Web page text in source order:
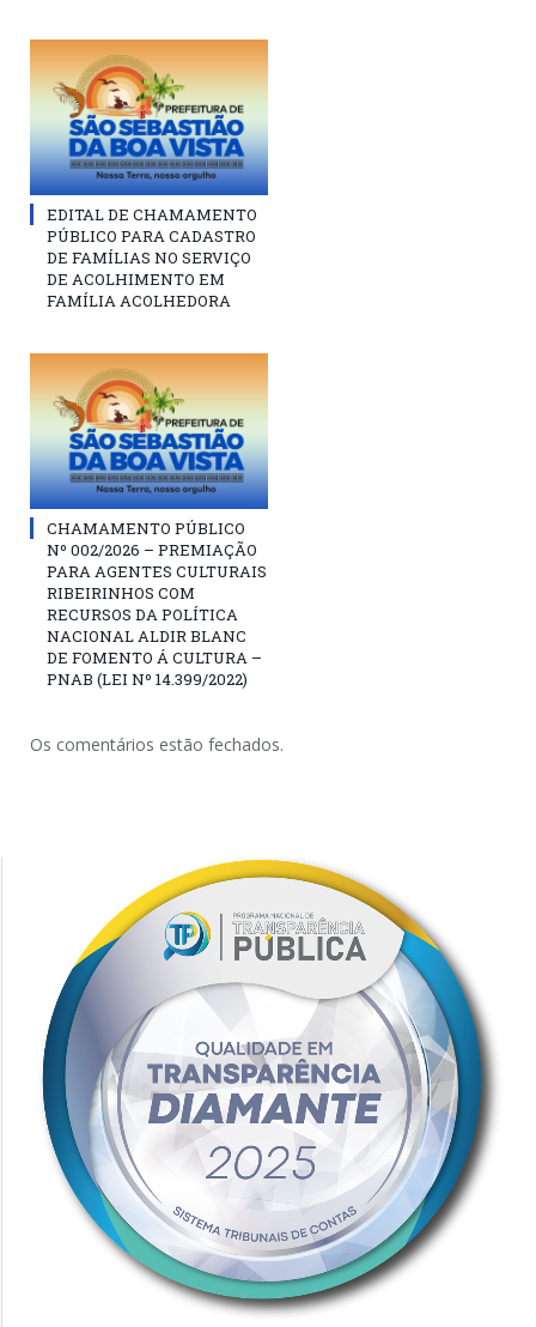
EDITAL DE CHAMAMENTO
PÚBLICO PARA CADASTRO
DE FAMÍLIAS NO SERVIÇO
DE ACOLHIMENTO EM
FAMÍLIA ACOLHEDORA
CHAMAMENTO PÚBLICO
Nº 002/2026 – PREMIAÇÃO
PARA AGENTES CULTURAIS
RIBEIRINHOS COM
RECURSOS DA POLÍTICA
NACIONAL ALDIR BLANC
DE FOMENTO Á CULTURA –
PNAB (LEI Nº 14.399/2022)
Os comentários estão fechados.